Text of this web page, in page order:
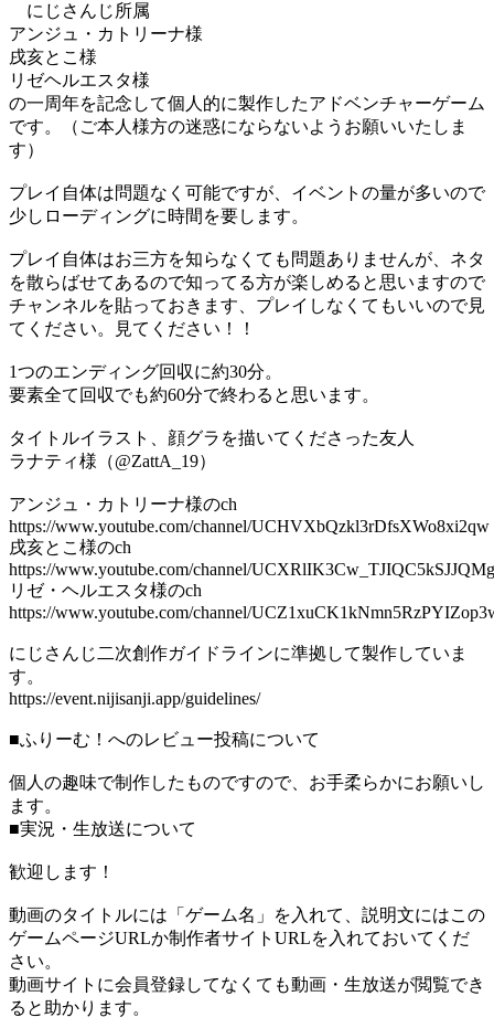
にじさんじ所属
アンジュ・カトリーナ様
戌亥とこ様
リゼヘルエスタ様
の一周年を記念して個人的に製作したアドベンチャーゲーム
です。（ご本人様方の迷惑にならないようお願いいたしま
す）
プレイ自体は問題なく可能ですが、イベントの量が多いので
少しローディングに時間を要します。
プレイ自体はお三方を知らなくても問題ありませんが、ネタ
を散らばせてあるので知ってる方が楽しめると思いますので
チャンネルを貼っておきます、プレイしなくてもいいので見
てください。見てください！！
1つのエンディング回収に約30分。
要素全て回収でも約60分で終わると思います。
タイトルイラスト、顔グラを描いてくださった友人
ラナティ様（@ZattA_19）
アンジュ・カトリーナ様のch
https://www.youtube.com/channel/UCHVXbQzkl3rDfsXWo8xi2qw
戌亥とこ様のch
https://www.youtube.com/channel/UCXRlIK3Cw_TJIQC5kSJJQMg
リゼ・ヘルエスタ様のch
https://www.youtube.com/channel/
にじさんじ二次創作ガイドラインに準拠して製作していま
す。
https://event.nijisanji.app/guidelines/
■ふりーむ！へのレビュー投稿について
個人の趣味で制作したものですので、お手柔らかにお願いし
ます。
■実況・生放送について
歓迎します！
動画のタイトルには「ゲーム名」を入れて、説明文にはこの
ゲームページURLか制作者サイトURLを入れておいてくだ
さい。
動画サイトに会員登録してなくても動画・生放送が閲覧でき
ると助かります。